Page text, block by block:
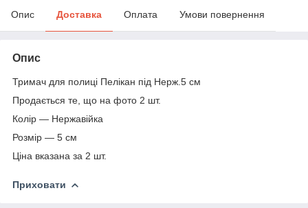
Опис Доставка Оплата Умови повернення
Опис
Тримач для полиці Пелікан під Нерж.5 см
Продається те, що на фото 2 шт.
Колір — Нержавійка
Розмір — 5 см
Ціна вказана за 2 шт.
Приховати